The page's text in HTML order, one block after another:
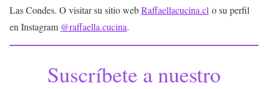
Las Condes. O visitar su sitio webRaffaellacucina.cl o su perfil
en Instagram @raffaella.cucina.
Suscríbete a nuestro